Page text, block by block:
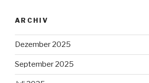
ARCHIV
Dezember 2025
September 2025